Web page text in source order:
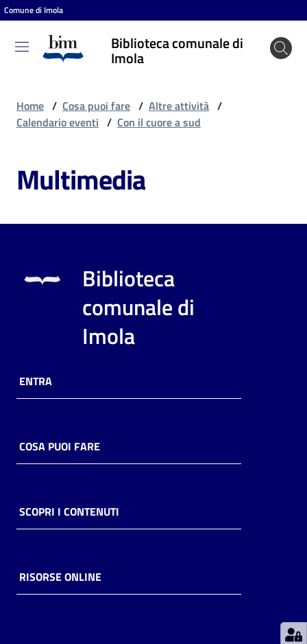
Vai al contenuto
Vai alla navigazione
Vai al footer
Comune di Imola
Biblioteca comunale di
Imola
Biblioteca
comunale
puoi
Risorse
online
Casa
Piani
storico
Home / Cosa puoi fare / Altre attività /
Calendario eventi / Con il cuore a sud
Multimedia
Biblioteca
comunale di
Imola
ENTRA
COSA PUOI FARE
SCOPRI I CONTENUTI
RISORSE ONLINE